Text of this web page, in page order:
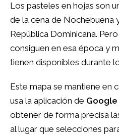
Los pasteles en hojas son
de la cena de Nochebuena
República Dominicana.
consiguen en esa época y
tienen disponibles durante
Este mapa se mantiene en
usa la aplicación de Google
obtener de forma precisa
al lugar que selecciones